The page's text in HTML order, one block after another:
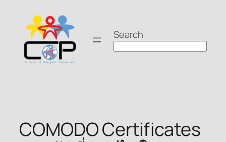
content
Search
COMODO Certificates